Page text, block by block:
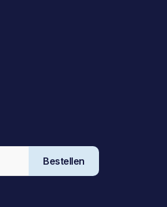
Bestellen